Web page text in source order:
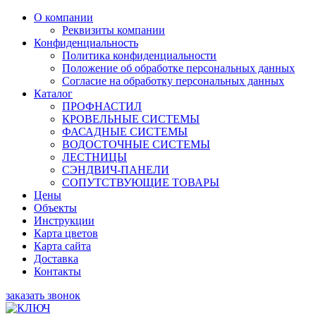
О компании
Реквизиты компании
Конфиденциальность
Политика конфиденциальности
Положение об обработке персональных данных
Согласие на обработку персональных данных
Каталог
ПРОФНАСТИЛ
КРОВЕЛЬНЫЕ СИСТЕМЫ
ФАСАДНЫЕ СИСТЕМЫ
ВОДОСТОЧНЫЕ СИСТЕМЫ
ЛЕСТНИЦЫ
СЭНДВИЧ-ПАНЕЛИ
СОПУТСТВУЮЩИЕ ТОВАРЫ
Цены
Объекты
Инструкции
Карта цветов
Карта сайта
Доставка
Контакты
заказать звонок